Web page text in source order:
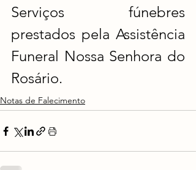
Serviços fúnebres
prestados pela Assistência
Funeral Nossa Senhora do
Rosário.
Notas de Falecimento